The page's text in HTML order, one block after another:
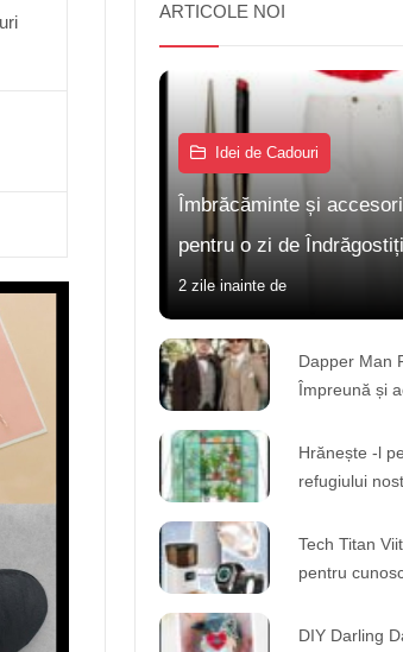
ARTICOLE NOI
Idei de Cadouri
Îmbrăcăminte și
pentru o zi de
2 zile inainte de
Dapper Man
Împreună și
Hrănește -l
refugiului
Tech Titan
pentru
DIY Darling